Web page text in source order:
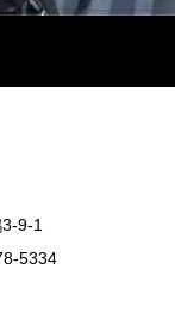
9-1
5334